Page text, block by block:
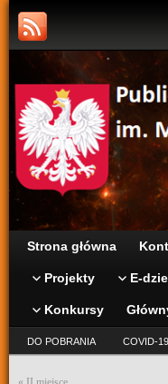
Strona główna
Projekty E-
Konkursy
DO POBRANIA COVID-19